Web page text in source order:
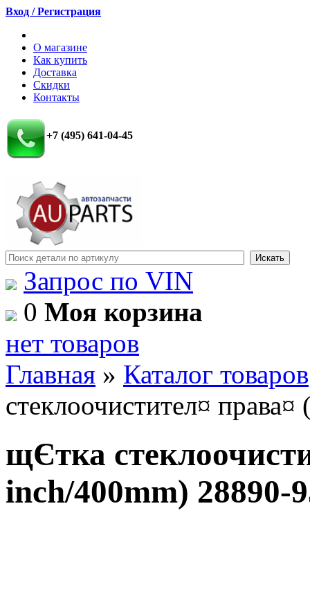
Вход / Регистрация
О магазине
Как купить
Доставка
Скидки
Контакты
+7 (495) 641-04-45
Запрос по VIN
0 Моя корзина
нет товаров
Главная » Каталог товаров
стеклоочистител¤
щЄтка
inch/400mm) 28890-